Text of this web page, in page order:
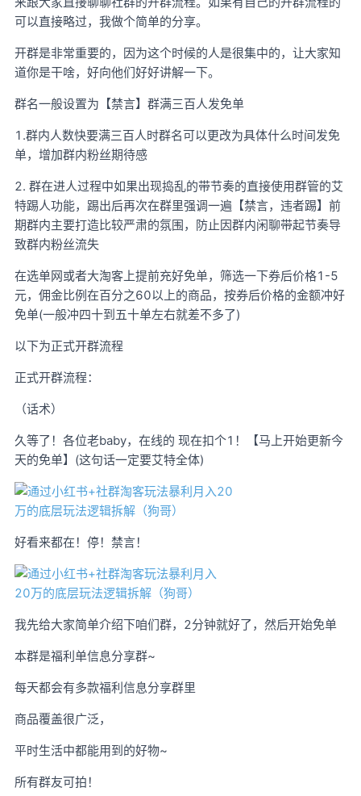
可以直接略过，我做个简单的分享。
开群是非常重要的，因为这个时候的人是很集中的，让大家知
道你是干啥，好向他们好好讲解一下。
群名一般设置为【禁言】群满三百人发免单
1.群内人数快要满三百人时群名可以更改为具体什么时间发免
单，增加群内粉丝期待感
2. 群在进人过程中如果出现捣乱的带节奏的直接使用群管的艾
特踢人功能，踢出后再次在群里强调一遍【禁言，违者踢】前
期群内主要打造比较严肃的氛围，防止因群内闲聊带起节奏导
致群内粉丝流失
在选单网或者大淘客上提前充好免单，筛选一下券后价格1-5
元，佣金比例在百分之60以上的商品，按券后价格的金额冲好
免单(一般冲四十到五十单左右就差不多了)
以下为正式开群流程
正式开群流程：
（话术）
久等了！各位老baby，在线的 现在扣个1！【马上开始更新今
天的免单】(这句话一定要艾特全体)
好看来都在！停！禁言！
我先给大家简单介绍下咱们群，2分钟就好了，然后开始免单
本群是福利单信息分享群~
每天都会有多款福利信息分享群里
商品覆盖很广泛，
平时生活中都能用到的好物~
所有群友可拍！